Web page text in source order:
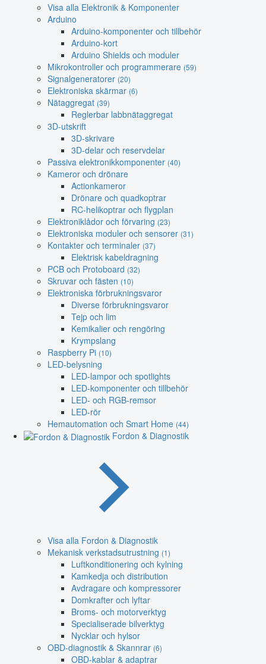
Visa alla Elektronik & Komponenter
Arduino
Arduino-komponenter och tillbehör
Arduino-kort
Arduino Shields och moduler
Mikrokontroller och programmerare (59)
Signalgeneratorer (20)
Elektroniska skärmar (6)
Nätaggregat (39)
Reglerbar labbnätaggregat
3D-utskrift
3D-skrivare
3D-delar och reservdelar
Passiva elektronikkomponenter (40)
Kameror och drönare
Actionkameror
Drönare och quadkoptrar
RC-helikoptrar och flygplan
Elektroniklådor och förvaring (23)
Elektroniska moduler och sensorer (31)
Kontakter och terminaler (37)
Elektrisk kabeldragning
PCB och Protoboard (32)
Skruvar och fästen (10)
Elektroniska förbrukningsvaror
Diverse förbrukningsvaror
Tejp och lim
Kemikalier och rengöring
Krympslang
Raspberry Pi (10)
LED-belysning
LED-lampor och spotlights
LED-komponenter och tillbehör
LED- och RGB-remsor
LED-rör
Hemautomation och Smart Home (44)
Fordon & Diagnostik
Visa alla Fordon & Diagnostik
Mekanisk verkstadsutrustning (1)
Luftkonditionering och kylning
Kamkedja och distribution
Avdragare och kompressorer
Domkrafter och lyftar
Broms- och motorverktyg
Specialiserade bilverktyg
Nycklar och hylsor
OBD-diagnostik & Skannrar (6)
OBD-kablar & adaptrar